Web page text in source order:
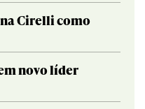
Cirelli como
novo líder